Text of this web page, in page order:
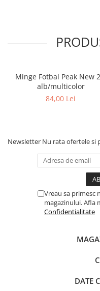
Minge Fotbal Peak New
alb/multicolor
84,00 Lei
Newsletter Nu rata ofertele si
Vreau sa primesc
magazinului. Afla
Confidentialitate
DATE